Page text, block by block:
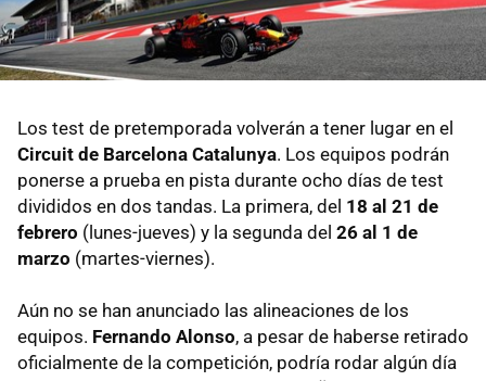
Los test de pretemporada volverán a tener lugar en el
Circuit de Barcelona Catalunya. Los equipos podrán
ponerse a prueba en pista durante ocho días de test
divididos en dos tandas. La primera, del 18 al 21 de
febrero (lunes-jueves) y la segunda del 26 al 1 de
marzo (martes-viernes).
Aún no se han anunciado las alineaciones de los
equipos. Fernando Alonso, a pesar de haberse retirado
oficialmente de la competición, podría rodar algún día